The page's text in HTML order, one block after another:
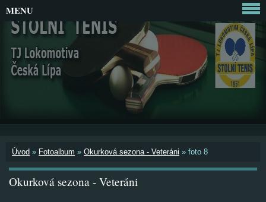
Úvod » Fotoalbum » Okurková sezona - Veteráni » foto 8
Okurková sezona - Veteráni
MENU